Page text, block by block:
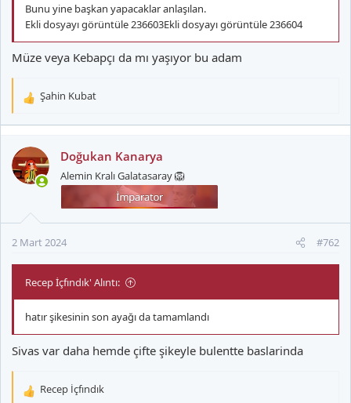
Bunu yine başkan yapacaklar anlaşılan.
Ekli dosyayı görüntüle 236603Ekli dosyayı görüntüle 236604
Müze veya Kebapçı da mı yaşıyor bu adam
T
k
i
l
Şahin Kubat
Doğukan Kanarya
Alemin Kralı Galatasaray 🦁
2 Mart 2024 #762
Recep İçfındık' Alıntı:
hatır şikesinin son ayağı da tamamlandı
Sivas var daha hemde çifte şikeyle bulentte baslarinda
T
Recep İçfındık